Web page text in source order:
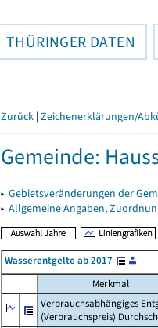
THÜRINGER DATEN
Zurück | Zeichenerklärungen/
Gemeinde:
▸ Gebietsveränderungen der
▸ Allgemeine Angaben,
Wasserentgelte ab 2017
Merkmal
Verbrauchsabhängiges
(Verbrauchspreis)